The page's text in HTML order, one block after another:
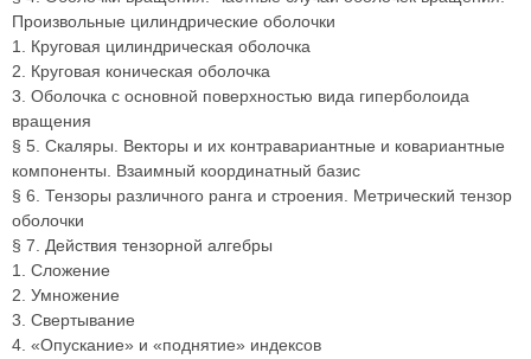
Произвольные цилиндрические оболочки
1. Круговая цилиндрическая оболочка
2. Круговая коническая оболочка
3. Оболочка с основной поверхностью вида гиперболоида
вращения
§ 5. Скаляры. Векторы и их контравариантные и ковариантные
компоненты. Взаимный координатный базис
§ 6. Тензоры различного ранга и строения. Метрический тензор
оболочки
§ 7. Действия тензорной алгебры
1. Сложение
2. Умножение
3. Свертывание
4. «Опускание» и «поднятие» индексов